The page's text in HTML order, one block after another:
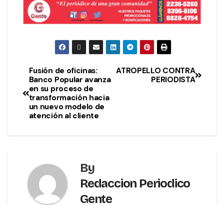
ATROPELLO CONTRA
PERIODISTA
Fusión de oficinas:
Banco Popular avanza
en su proceso de
transformación hacia
un nuevo modelo de
atención al cliente
By
Redaccion Periodico
Gente